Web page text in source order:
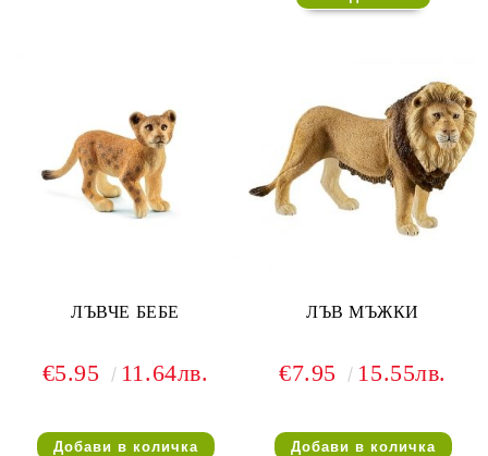
ЛЪВЧЕ БЕБЕ
€5.95 11.64лв.
ЛЪВ МЪЖКИ
€7.95 15.55лв.